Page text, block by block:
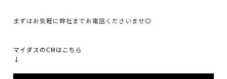
まずはお気軽に弊社までお電話くださいませ◎
マイダスのCMはこちら
↓